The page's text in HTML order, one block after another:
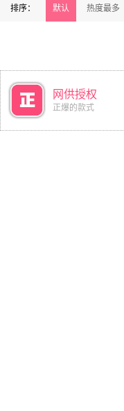
排序： 默认 热度最多
网供授权
正爆的款式